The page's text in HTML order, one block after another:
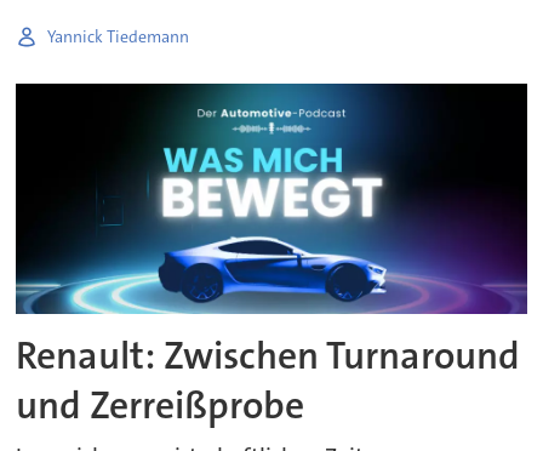
Yannick Tiedemann
Renault: Zwischen Turnaround
und Zerreißprobe